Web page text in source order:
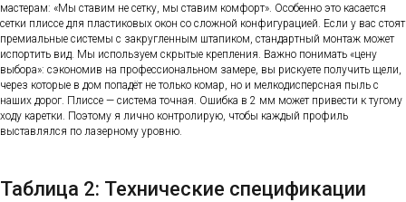
мастерам: «Мы ставим не сетку, мы ставим комфорт». Особенно это касается
сетки плиссе для пластиковых окон со сложной конфигурацией. Если у вас стоят
премиальные системы с закругленным штапиком, стандартный монтаж может
испортить вид. Мы используем скрытые крепления. Важно понимать «цену
выбора»: сэкономив на профессиональном замере, вы рискуете получить щели,
через которые в дом попадёт не только комар, но и мелкодисперсная пыль с
наших дорог. Плиссе — система точная. Ошибка в 2 мм может привести к тугому
ходу каретки. Поэтому я лично контролирую, чтобы каждый профиль
выставлялся по лазерному уровню.
Таблица 2: Технические спецификации